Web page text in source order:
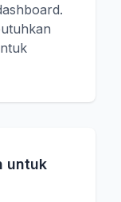
untuk